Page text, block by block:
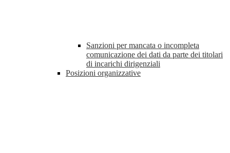
Sanzioni per mancata o incompleta
comunicazione dei dati da parte dei titolari
di incarichi dirigenziali
Posizioni organizzative